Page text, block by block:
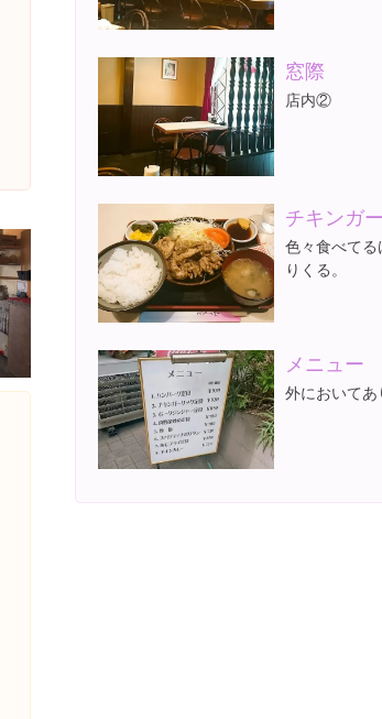
窓際
店内②
チキンガ
色々食べてる
りくる。
メニュー
外においてあ